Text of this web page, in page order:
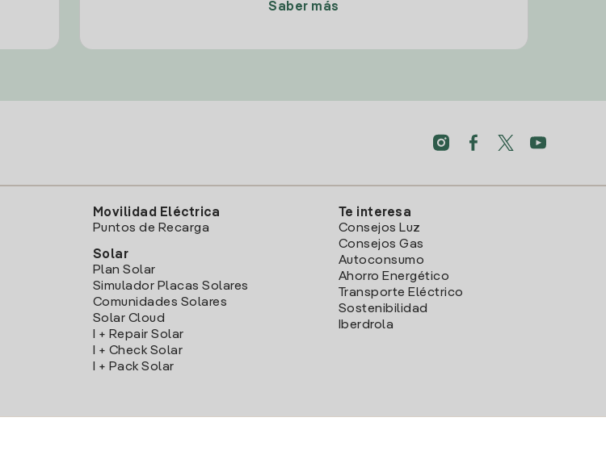
Saber más
Movilidad Eléctrica
Puntos de Recarga
Solar
Plan Solar
Simulador Placas Solares
Comunidades Solares
Solar Cloud
I + Repair Solar
I + Check Solar
I + Pack Solar
Te interesa
Consejos Luz
Consejos Gas
Autoconsumo
Ahorro Energético
Transporte Eléctrico
Sostenibilidad
Iberdrola